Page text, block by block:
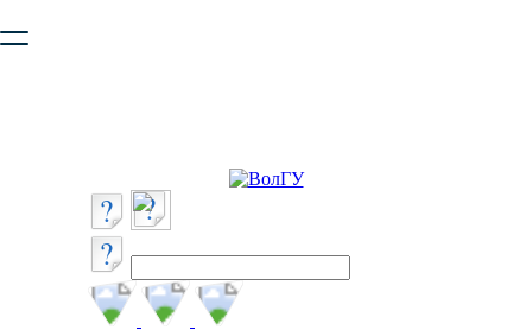
безопасную работу с сайтом. Пожалуйста